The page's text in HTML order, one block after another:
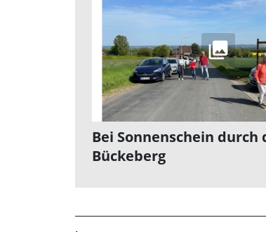
Bei Sonnenschein durch
Bückeberg